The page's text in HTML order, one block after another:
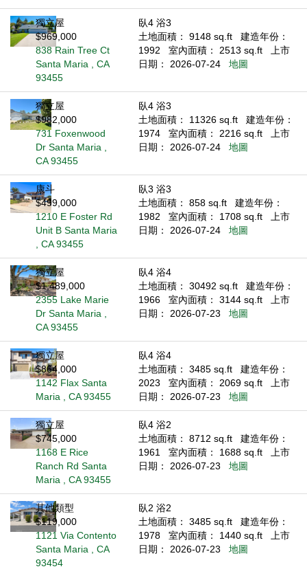
獨立屋
$969,000
838 Rain Tree Ct
Santa Maria , CA
93455
臥4 浴3
土地面積： 9148 sq.ft
建造年份：
1992
室內面積： 2513 sq.ft
上市
日期： 2026-07-24
地圖
獨立屋
$982,000
731 Foxenwood
Dr Santa Maria ,
CA 93455
臥4 浴3
土地面積： 11326 sq.ft
建造年份：
1974
室內面積： 2216 sq.ft
上市
日期： 2026-07-24
地圖
康斗
$499,000
1210 E Foster Rd
Unit B Santa Maria
, CA 93455
臥3 浴3
土地面積： 858 sq.ft
建造年份：
1982
室內面積： 1708 sq.ft
上市
日期： 2026-07-24
地圖
獨立屋
$1,489,000
2355 Lake Marie
Dr Santa Maria ,
CA 93455
臥4 浴4
土地面積： 30492 sq.ft
建造年份：
1966
室內面積： 3144 sq.ft
上市
日期： 2026-07-23
地圖
獨立屋
$864,000
1142 Flax Santa
Maria , CA 93455
臥4 浴4
土地面積： 3485 sq.ft
建造年份：
2023
室內面積： 2069 sq.ft
上市
日期： 2026-07-23
地圖
獨立屋
$745,000
1168 E Rice
Ranch Rd Santa
Maria , CA 93455
臥4 浴2
土地面積： 8712 sq.ft
建造年份：
1961
室內面積： 1688 sq.ft
上市
日期： 2026-07-23
地圖
其他類型
$119,000
1121 Via Contento
Santa Maria , CA
93454
臥2 浴2
土地面積： 3485 sq.ft
建造年份：
1978
室內面積： 1440 sq.ft
上市
日期： 2026-07-23
地圖